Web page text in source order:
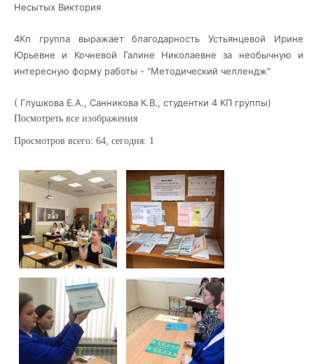
Несытых Виктория
4Кп группа выражает благодарность Устьянцевой Ирине
Юрьевне и Кочневой Галине Николаевне за необычную и
интересную форму работы - "Методический челлендж"
( Глушкова Е.А., Санникова К.В., студентки 4 КП группы)
Посмотреть все изображения
Просмотров всего: 64, сегодня: 1